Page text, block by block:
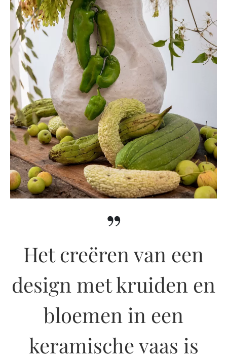
”
Het creëren van een
design met kruiden en
bloemen in een
keramische vaas is